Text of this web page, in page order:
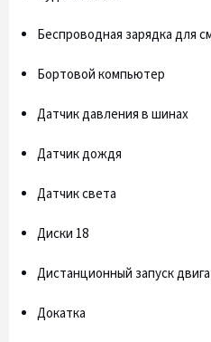
Беспроводная зарядка для
Бортовой компьютер
Датчик давления в шинах
Датчик дождя
Датчик света
Диски 18
Дистанционный запуск
Докатка